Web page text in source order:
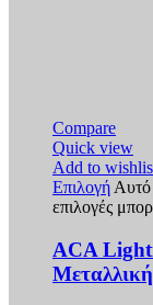
Compare
Quick view
Add to
Επιλογή Αυτό
επιλογές
ACA